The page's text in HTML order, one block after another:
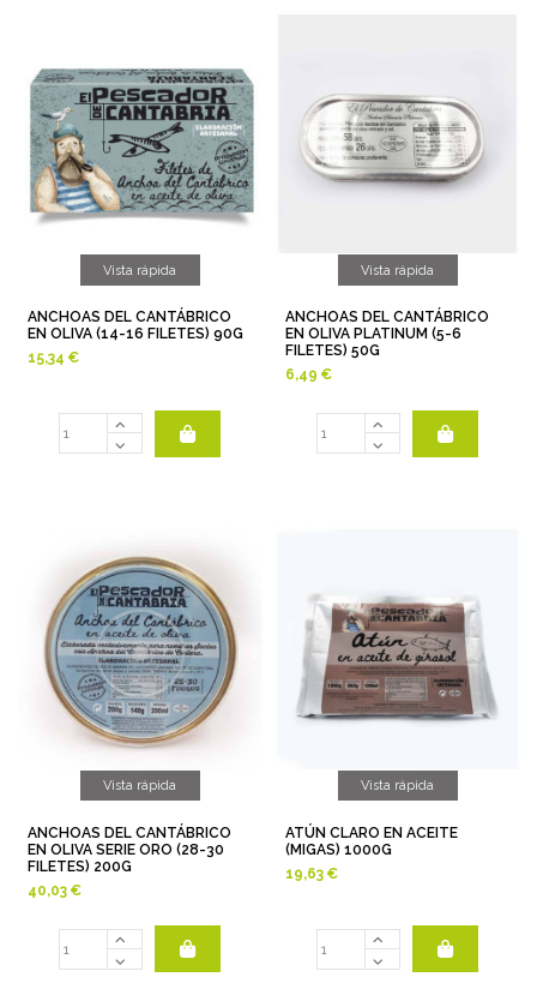
Vista rápida
ANCHOAS DEL CANTÁBRICO
EN OLIVA (14-16 FILETES) 90G
15,34 €
Vista rápida
ANCHOAS DEL CANTÁBRICO
EN OLIVA PLATINUM (5-6
FILETES) 50G
6,49 €
Vista rápida
ANCHOAS DEL CANTÁBRICO
EN OLIVA SERIE ORO (28-30
FILETES) 200G
40,03 €
Vista rápida
ATÚN CLARO EN ACEITE
(MIGAS) 1000G
19,63 €